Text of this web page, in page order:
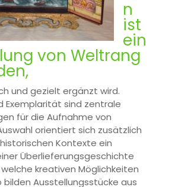
n
ist
ein
von Weltrang
und gezielt ergänzt wird.
Exemplarität sind zentrale
für die Aufnahme von
orientiert sich zusätzlich
Kontexte ein
Überlieferungsgeschichte
kreativen Möglichkeiten
Ausstellungsstücke aus